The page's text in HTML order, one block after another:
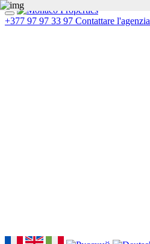
+377 97 97 33 97 Contattare l'agenzia